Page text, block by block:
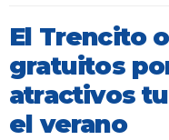
El Trencito
gratuitos
atractivos
el verano